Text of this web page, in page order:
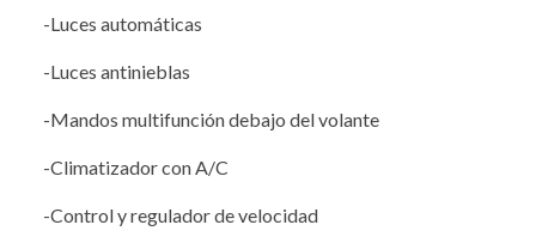
-Luces automáticas
-Luces antinieblas
-Mandos multifunción debajo del volante
-Climatizador con A/C
-Control y regulador de velocidad